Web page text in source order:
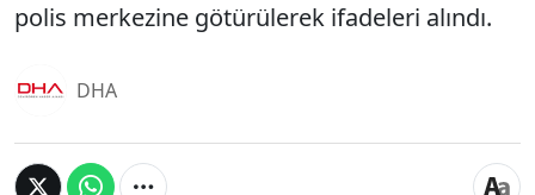
polis merkezine götürülerek ifadeleri alındı.
DHA